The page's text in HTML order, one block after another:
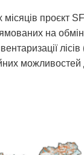
проєкт
на
можливостей